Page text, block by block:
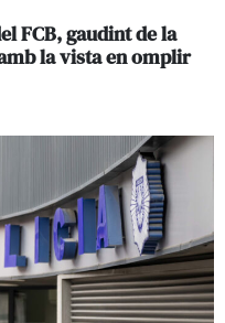
FCB, gaudint de la
la vista en omplir